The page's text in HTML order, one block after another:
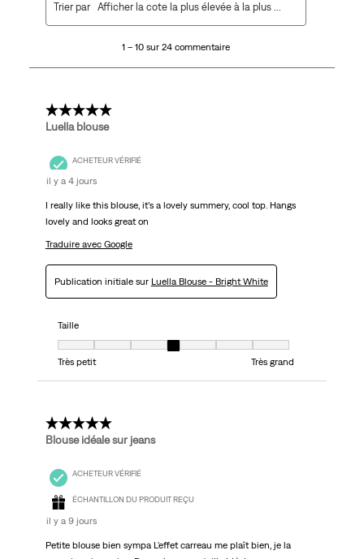
24
1 – 10 sur 24 commentaire
Trier par Afficher la cote la plus élevée à la plus faible
5 étoile(s) sur 5.
Luella blouse
ACHETEUR VÉRIFIÉ
il y a 4 jours
I really like this blouse, it’s a lovely summery, cool top. Hangs
lovely and looks great on
Traduire avec Google
Publication initiale sur Luella Blouse - Bright White
Taille
Taille, 4 sur 7, où 1 est égal à Très petit et 7 est égal à Très grand
Très petit
Très grand
5 étoile(s) sur 5.
Blouse idéale sur jeans
ACHETEUR VÉRIFIÉ
ÉCHANTILLON DU PRODUIT REÇU
il y a 9 jours
Petite blouse bien sympa L'effet carreau me plaît bien, je la